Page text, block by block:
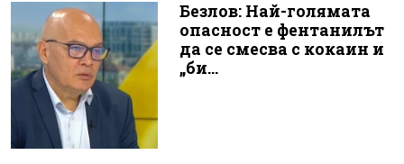
Безлов: Най-голямата
опасност е фентанилът
да се смесва с кокаин и
„би...